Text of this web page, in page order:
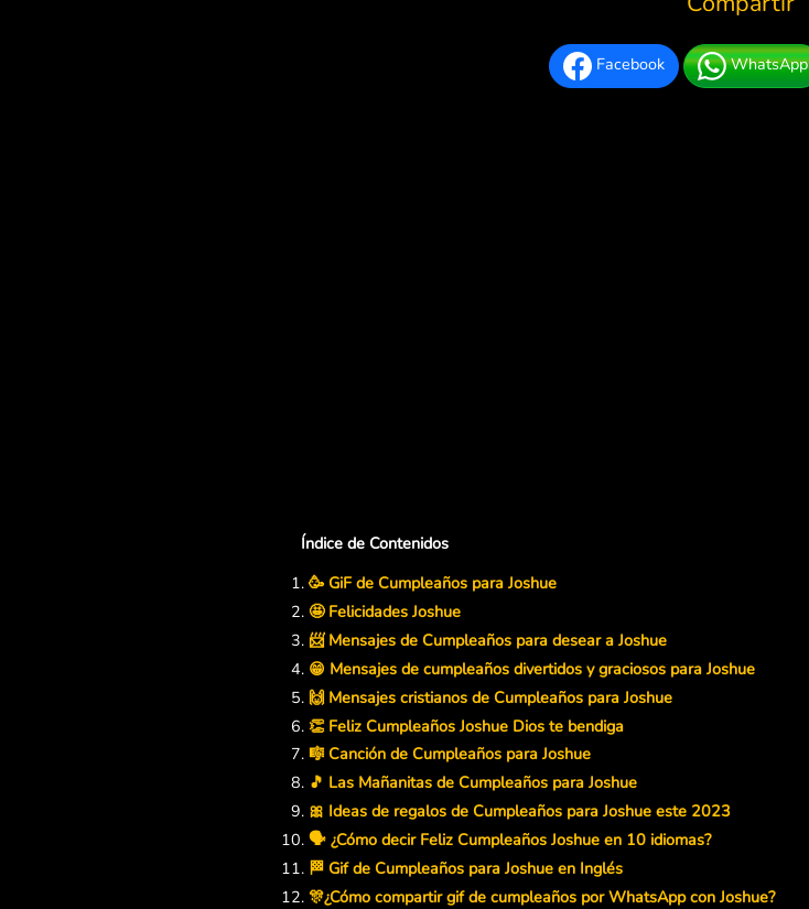
Facebook WhatsApp
Índice de Contenidos
🥳 GiF de Cumpleaños para Joshue
🤩 Felicidades Joshue
📨 Mensajes de Cumpleaños para desear a Joshue
😁 Mensajes de cumpleaños divertidos y graciosos para Joshue
🙌 Mensajes cristianos de Cumpleaños para Joshue
👏 Feliz Cumpleaños Joshue Dios te bendiga
🎼 Canción de Cumpleaños para Joshue
🎵 Las Mañanitas de Cumpleaños para Joshue
🎀 Ideas de regalos de Cumpleaños para Joshue este 2023
🗣️ ¿Cómo decir Feliz Cumpleaños Joshue en 10 idiomas?
🏁 Gif de Cumpleaños para Joshue en Inglés
🎊¿Cómo compartir gif de cumpleaños por WhatsApp con Joshue?